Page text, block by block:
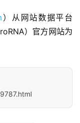
）从网站数据平台
）官方网站为